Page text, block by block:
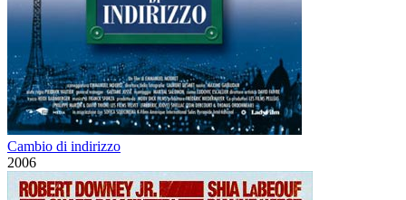
Cambio di indirizzo
2006